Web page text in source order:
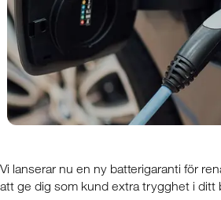
Vi lanserar nu en ny batterigaranti för
att ge dig som kund extra trygghet i ditt